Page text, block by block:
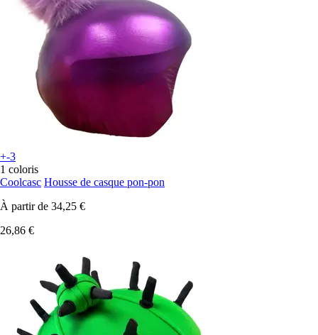
+-3
1 coloris
Coolcasc Housse de casque pon-pon
À partir de 34,25 €
26,86 €